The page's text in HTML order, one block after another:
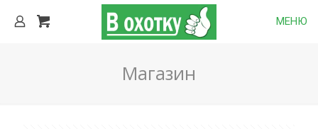
МЕНЮ
Магазин